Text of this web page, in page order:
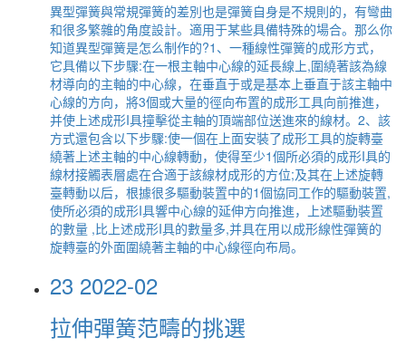
異型彈簧與常規彈簧的差別也是彈簧自身是不規則的，有彎曲
和很多繁雜的角度設計。適用于某些具備特殊的場合。那么你
知道異型彈簧是怎么制作的?1、一種線性彈簧的成形方式，
它具備以下步驟:在一根主軸中心線的延長線上,圍繞著該為線
材導向的主軸的中心線，在垂直于或是基本上垂直于該主軸中
心線的方向，將3個或大量的徑向布置的成形工具向前推進，
并使上述成形I具撞擊從主軸的頂端部位送進來的線材。2、該
方式還包含以下步驟:使一個在上面安裝了成形工具的旋轉臺
繞著上述主軸的中心線轉動，使得至少1個所必須的成形I具的
線材接觸表層處在合適于該線材成形的方位;及其在上述旋轉
臺轉動以后，根據很多驅動裝置中的1個協同工作的驅動裝置,
使所必須的成形I具響中心線的延伸方向推進，上述驅動裝置
的數量 ,比上述成形I具的數量多,并具在用以成形線性彈簧的
旋轉臺的外面圍繞著主軸的中心線徑向布局。
23 2022-02
拉伸彈簧范疇的挑選